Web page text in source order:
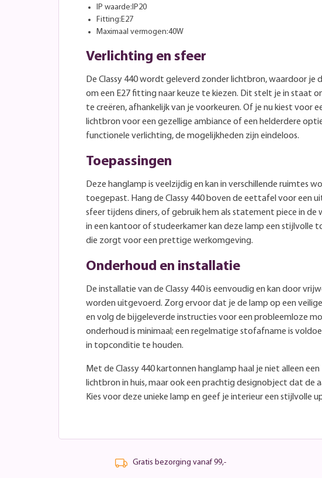
IP waarde:IP20
Fitting:E27
Maximaal vermogen:40W
Verlichting en sfeer
De Classy 440 wordt geleverd zonder lichtbron, waardoor je
om een E27 fitting naar keuze te kiezen. Dit stelt je in staat
te creëren, afhankelijk van je voorkeuren. Of je nu kiest voor
lichtbron voor een gezellige ambiance of een helderdere
functionele verlichting, de mogelijkheden zijn eindeloos.
Toepassingen
Deze hanglamp is veelzijdig en kan in verschillende ruimtes
toegepast. Hang de Classy 440 boven de eettafel voor een
sfeer tijdens diners, of gebruik hem als statement piece in de
in een kantoor of studeerkamer kan deze lamp een stijlvolle
die zorgt voor een prettige werkomgeving.
Onderhoud en installatie
De installatie van de Classy 440 is eenvoudig en kan door
worden uitgevoerd. Zorg ervoor dat je de lamp op een
en volg de bijgeleverde instructies voor een probleemloze
onderhoud is minimaal; een regelmatige stofafname is
in topconditie te houden.
Met de Classy 440 kartonnen hanglamp haal je niet alleen
lichtbron in huis, maar ook een prachtig designobject dat de
Kies voor deze unieke lamp en geef je interieur een stijlvolle
Gratis bezorging vanaf 99,-